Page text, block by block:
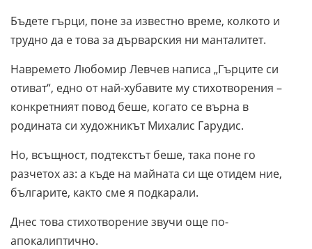
Бъдете гърци, поне за известно време, колкото и
трудно да е това за дърварския ни манталитет.
Навремето Любомир Левчев написа „Гърците си
отиват“, едно от най-хубавите му стихотворения –
конкретният повод беше, когато се върна в
родината си художникът Михалис Гарудис.
Но, всъщност, подтекстът беше, така поне го
разчетох аз: а къде на майната си ще отидем ние,
българите, както сме я подкарали.
Днес това стихотворение звучи още по-
апокалиптично.